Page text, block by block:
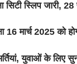
स्लिप जारी, 28
मार्च 2025 को
युवाओं के लिए